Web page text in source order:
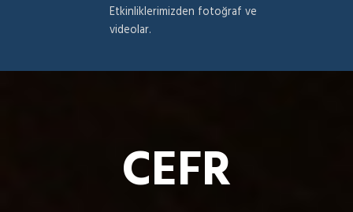
Etkinliklerimizden fotoğraf ve
videolar.
CEFR